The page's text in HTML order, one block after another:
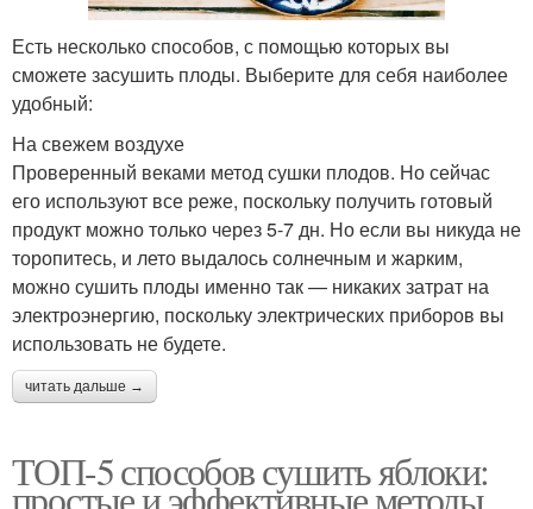
Есть несколько способов, с помощью которых вы
сможете засушить плоды. Выберите для себя наиболее
удобный:
На свежем воздухе
Проверенный веками метод сушки плодов. Но сейчас
его используют все реже, поскольку получить готовый
продукт можно только через 5-7 дн. Но если вы никуда не
торопитесь, и лето выдалось солнечным и жарким,
можно сушить плоды именно так — никаких затрат на
электроэнергию, поскольку электрических приборов вы
использовать не будете.
читать дальше →
ТОП-5 способов сушить яблоки: